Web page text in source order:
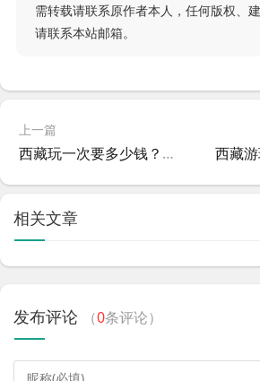
需转载请联系原作者本人，任何版权、
请联系本站邮箱。
上一篇
西藏玩一次要多少钱？去西藏玩一次要花多少钱
相关文章
发布评论 （0条评论）